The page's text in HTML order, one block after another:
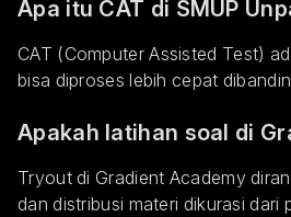
Apa itu CAT di SMUP
CAT (Computer Assisted Test)
bisa diproses lebih cepat
Apakah latihan soal di
Tryout di Gradient Academy
dan distribusi materi dikurasi dari